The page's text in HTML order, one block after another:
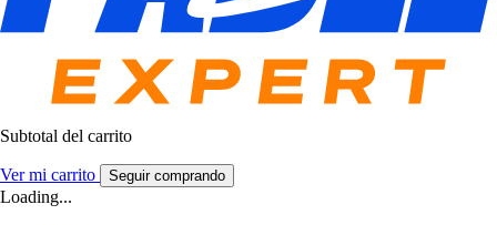
Subtotal del carrito
Ver mi carrito Seguir comprando
Loading...